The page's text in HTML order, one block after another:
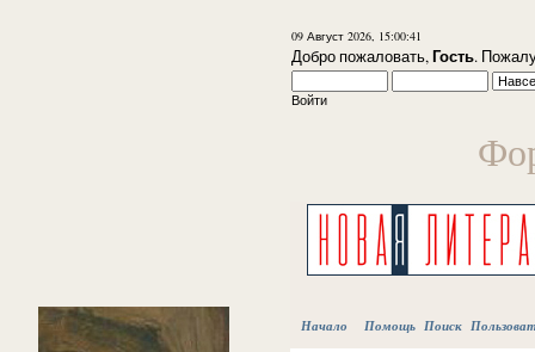
09 Август 2026, 15:00:41
Добро пожаловать,Гость.
Войти
Начало Помощь Поиск